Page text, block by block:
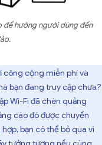
để hướng người dùng đến
công cộng miễn phí và
bạn đang truy cập chưa?
Wi-Fi đã chèn quảng
cáo đó được chuyển
bạn có thể bỏ qua vì